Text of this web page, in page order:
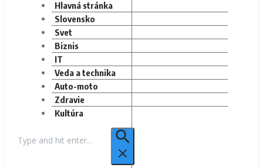
Hlavná stránka
Slovensko
Svet
Biznis
IT
Veda a technika
Auto-moto
Zdravie
Kultúra